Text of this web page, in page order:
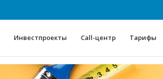
Инвестпроекты Call-центр Тарифы